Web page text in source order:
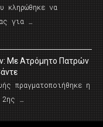
κληρώθηκε να
για …
Με Ατρόμητο Πατρών
πραγματοποιήθηκε η
…